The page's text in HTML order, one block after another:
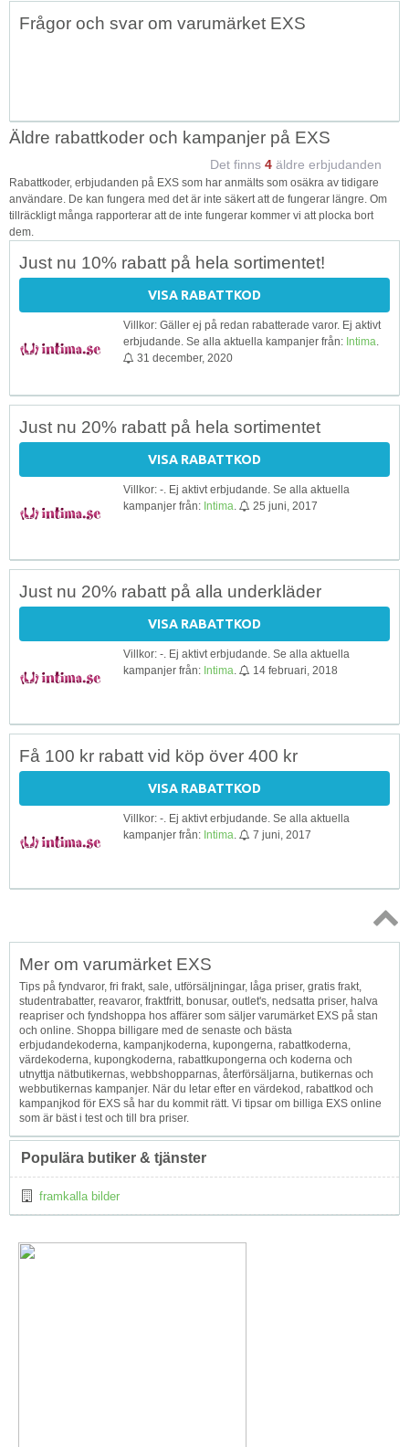
Topp
Frågor och svar om varumärket EXS
Äldre rabattkoder och kampanjer på EXS
Det finns 4 äldre erbjudanden
Rabattkoder, erbjudanden på EXS som har anmälts som osäkra av tidigare
användare. De kan fungera med det är inte säkert att de fungerar längre. Om
tillräckligt många rapporterar att de inte fungerar kommer vi att plocka bort
dem.
Just nu 10% rabatt på hela sortimentet!
VISA RABATTKOD
Villkor: Gäller ej på redan rabatterade varor. Ej aktivt
erbjudande. Se alla aktuella kampanjer från: Intima
31 december, 2020
Just nu 20% rabatt på hela sortimentet
VISA RABATTKOD
Villkor: -. Ej aktivt erbjudande. Se alla aktuella
kampanjer från: Intima 25 juni, 2017
Just nu 20% rabatt på alla underkläder
VISA RABATTKOD
Villkor: -. Ej aktivt erbjudande. Se alla aktuella
kampanjer från: Intima 14 februari, 2018
Få 100 kr rabatt vid köp över 400 kr
VISA RABATTKOD
Villkor: -. Ej aktivt erbjudande. Se alla aktuella
kampanjer från: Intima 7 juni, 2017
Topp
Mer om varumärket EXS
Tips på fyndvaror, fri frakt, sale, utförsäljningar, låga priser, gratis frakt,
studentrabatter, reavaror, fraktfritt, bonusar, outlet's, nedsatta priser, halva
reapriser och fyndshoppa hos affärer som säljer varumärket EXS på stan
och online. Shoppa billigare med de senaste och bästa
erbjudandekoderna, kampanjkoderna, kupongerna, rabattkoderna,
värdekoderna, kupongkoderna, rabattkupongerna och koderna och
utnyttja nätbutikernas, webbshopparnas, återförsäljarna, butikernas och
webbutikernas kampanjer. När du letar efter en värdekod, rabattkod och
kampanjkod för EXS så har du kommit rätt. Vi tipsar om billiga EXS online
som är bäst i test och till bra priser.
Populära butiker & tjänster
framkalla bilder